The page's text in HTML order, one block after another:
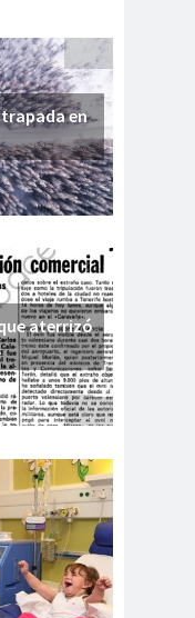
en
aterrizó
siglo XIX